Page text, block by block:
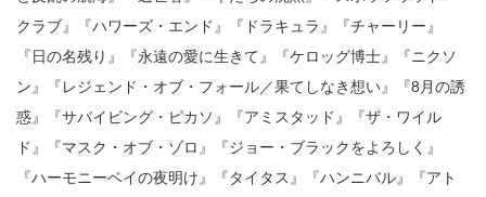
クラブ』『ハワーズ・エンド』『ドラキュラ』『チャーリー』
『日の名残り』『永遠の愛に生きて』『ケロッグ博士』『ニクソ
ン』『レジェンド・オブ・フォール／果てしなき想い』『8月の誘
惑』『サバイビング・ピカソ』『アミスタッド』『ザ・ワイル
ド』『マスク・オブ・ゾロ』『ジョー・ブラックをよろしく』
『ハーモニーベイの夜明け』『タイタス』『ハンニバル』『アト